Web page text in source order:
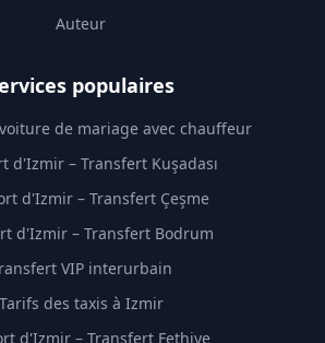
Auteur
populaires
de mariage avec chauffeur
d'Izmir – Transfert Kuşadası
d'Izmir – Transfert Çeşme
d'Izmir – Transfert Bodrum
VIP interurbain
Tarifs des taxis à Izmir
d'Izmir – Transfert Fethiye